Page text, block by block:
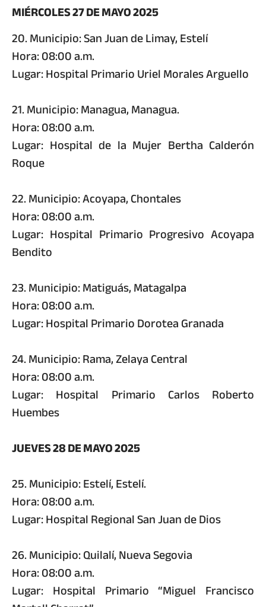
MIÉRCOLES 27 DE MAYO 2025
20. Municipio: San Juan de Limay, Estelí
Hora: 08:00 a.m.
Lugar: Hospital Primario Uriel Morales Arguello
21. Municipio: Managua, Managua.
Hora: 08:00 a.m.
Lugar: Hospital de la Mujer Bertha Calderón
Roque
22. Municipio: Acoyapa, Chontales
Hora: 08:00 a.m.
Lugar: Hospital Primario Progresivo Acoyapa
Bendito
23. Municipio: Matiguás, Matagalpa
Hora: 08:00 a.m.
Lugar: Hospital Primario Dorotea Granada
24. Municipio: Rama, Zelaya Central
Hora: 08:00 a.m.
Lugar: Hospital Primario Carlos Roberto
Huembes
JUEVES 28 DE MAYO 2025
25. Municipio: Estelí, Estelí.
Hora: 08:00 a.m.
Lugar: Hospital Regional San Juan de Dios
26. Municipio: Quilalí, Nueva Segovia
Hora: 08:00 a.m.
Lugar: Hospital Primario “Miguel Francisco